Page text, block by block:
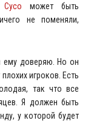
Сусо может быть
не поменяли,
ему доверяю. Но он
игроков. Есть
так что все
Я должен быть
у которой будет